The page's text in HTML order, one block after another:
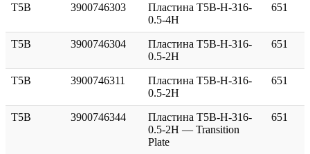
T5B 3900746303
Пластина T5B-H-316-
0.5-4H
651
T5B 3900746304
Пластина T5B-H-316-
0.5-2H
651
T5B 3900746311
Пластина T5B-H-316-
0.5-2H
651
T5B 3900746344
Пластина T5B-H-316-
0.5-2H — Transition
Plate
651